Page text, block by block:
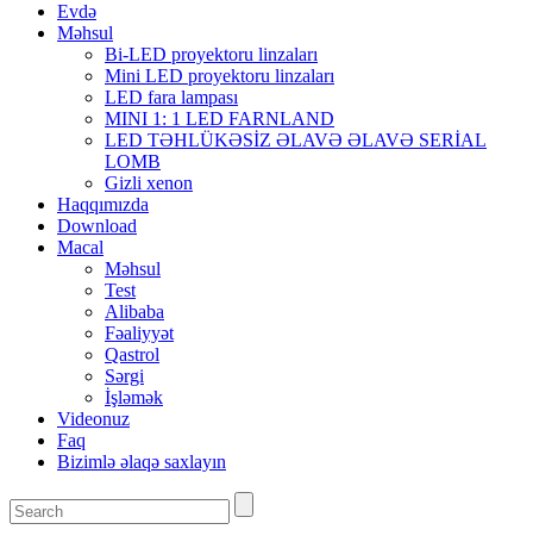
Evdə
Məhsul
Bi-LED proyektoru linzaları
Mini LED proyektoru linzaları
LED fara lampası
MINI 1: 1 LED FARNLAND
LED TƏHLÜKƏSİZ ƏLAVƏ ƏLAVƏ SERİAL
LOMB
Gizli xenon
Haqqımızda
Download
Macal
Məhsul
Test
Alibaba
Fəaliyyət
Qastrol
Sərgi
İşləmək
Videonuz
Faq
Bizimlə əlaqə saxlayın